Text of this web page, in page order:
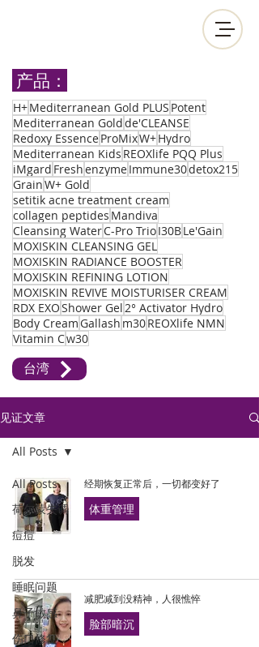
产品：
H+Mediterranean Gold PLUS Potent
Mediterranean Goldde'CLEANSE
Redoxy EssenceProMixW+Hydro
Mediterranean Kids REOXlife PQQ Plus
iMgard FreshenzymeImmune30detox215
GrainW+ Gold
setitik acne treatment cream
collagen peptides Mandiva
Cleansing WaterC-Pro TrioI30BLe'Gain
MOXISKIN CLEANSING GEL
MOXISKIN RADIANCE BOOSTER
MOXISKIN REFINING LOTION
MOXISKIN REVIVE MOISTURISER CREAM
RDX EXOShower Gel2° Activator Hydro
Body CreamGallash m30REOXlife NMN
Vitamin Cw30
台湾
见证文章
All Posts
荷尔蒙失调
痘痘
脱发
睡眠问题
鼻子敏感
伤口修复
All Posts
经期恢复正常后，一切都变好了
体重管理
减肥减到没精神，人很憔悴
脸部暗沉